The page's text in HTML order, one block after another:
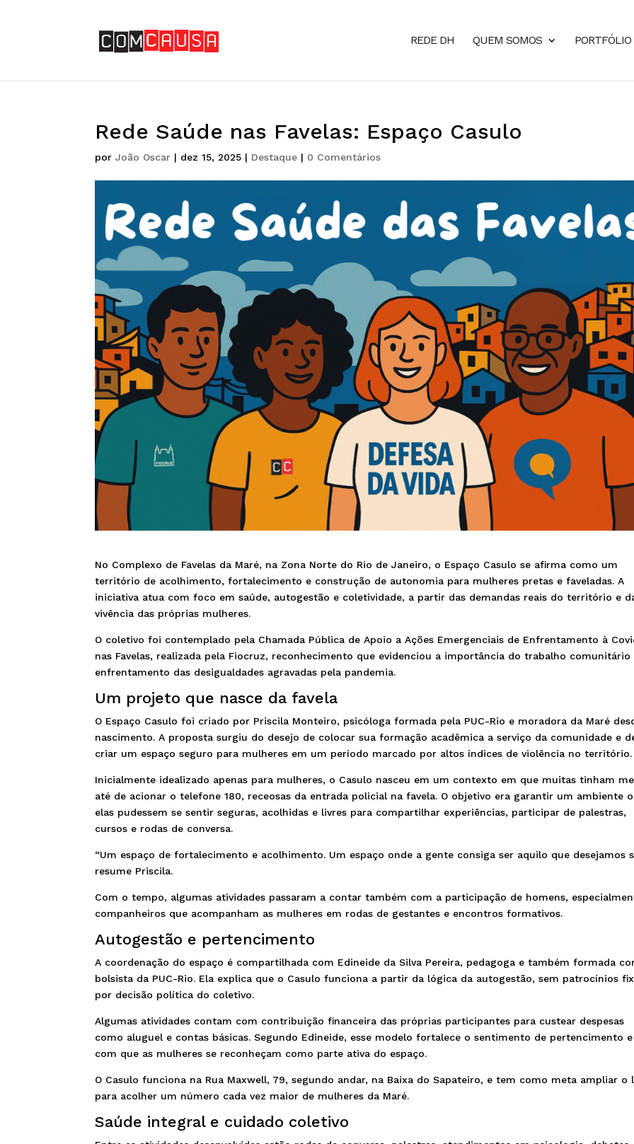
REDE DH QUEM SOMOS PORTFÓLIO
Rede Saúde nas Favelas: Espaço Casulo
porJoão Oscar | dez 15, 2025 | Destaque | 0 Comentários
No Complexo de Favelas da Maré, na Zona Norte do Rio de Janeiro, o Espaço Casulo se afirma como um
território de acolhimento, fortalecimento e construção de autonomia para mulheres pretas e faveladas. A
iniciativa atua com foco em saúde, autogestão e coletividade, a partir das demandas reais do território e
vivência das próprias mulheres.
O coletivo foi contemplado pela Chamada Pública de Apoio a Ações Emergenciais de Enfrentamento à
nas Favelas, realizada pela Fiocruz, reconhecimento que evidenciou a importância do trabalho comunitário
enfrentamento das desigualdades agravadas pela pandemia.
Um projeto que nasce da favela
O Espaço Casulo foi criado por Priscila Monteiro, psicóloga formada pela PUC-Rio e moradora da Maré
nascimento. A proposta surgiu do desejo de colocar sua formação acadêmica a serviço da comunidade e
criar um espaço seguro para mulheres em um período marcado por altos índices de violência no território.
Inicialmente idealizado apenas para mulheres, o Casulo nasceu em um contexto em que muitas tinham
até de acionar o telefone 180, receosas da entrada policial na favela. O objetivo era garantir um ambiente
elas pudessem se sentir seguras, acolhidas e livres para compartilhar experiências, participar de palestras,
cursos e rodas de conversa.
“Um espaço de fortalecimento e acolhimento. Um espaço onde a gente consiga ser aquilo que desejamos
resume Priscila.
Com o tempo, algumas atividades passaram a contar também com a participação de homens,
companheiros que acompanham as mulheres em rodas de gestantes e encontros formativos.
Autogestão e pertencimento
A coordenação do espaço é compartilhada com Edineide da Silva Pereira, pedagoga e também formada
bolsista da PUC-Rio. Ela explica que o Casulo funciona a partir da lógica da autogestão, sem patrocínios
por decisão política do coletivo.
Algumas atividades contam com contribuição financeira das próprias participantes para custear despesas
como aluguel e contas básicas. Segundo Edineide, esse modelo fortalece o sentimento de pertencimento
com que as mulheres se reconheçam como parte ativa do espaço.
O Casulo funciona na Rua Maxwell, 79, segundo andar, na Baixa do Sapateiro, e tem como meta ampliar o
para acolher um número cada vez maior de mulheres da Maré.
Saúde integral e cuidado coletivo